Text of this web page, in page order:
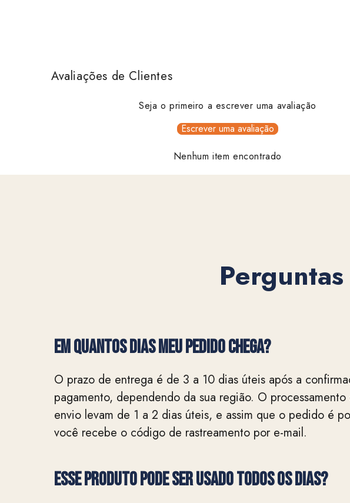
Avaliações de Clientes
Seja o primeiro a escrever uma avaliação
Escrever uma avaliação
Nenhum item encontrado
EM QUANTOS DIAS MEU PEDIDO CHEGA?
O prazo de entrega é de 3 a 10 dias úteis após a
pagamento, dependendo da sua região. O processamento
envio levam de 1 a 2 dias úteis, e assim que o pedido é
você recebe o código de rastreamento por e-mail.
Esse produto pode ser usado todos os dias?